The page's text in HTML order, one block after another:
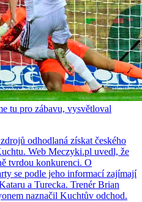
tu pro zábavu, vysvětloval
odhodlaná získat českého
Web Meczyki.pl uvedl, že
tvrdou konkurenci. O
se podle jeho informací zajímají
a Turecka. Trenér Brian
naznačil Kuchtův odchod.